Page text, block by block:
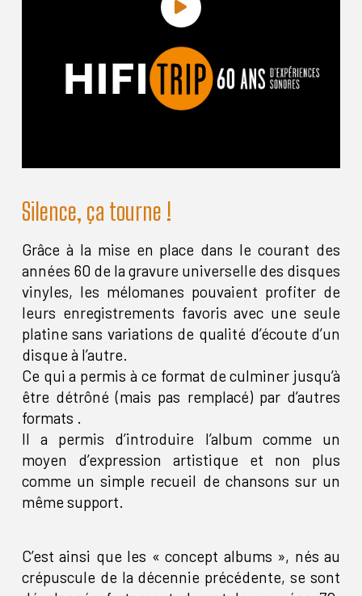
Silence, ça tourne !
Grâce à la mise en place dans le courant des
années 60 de la gravure universelle des disques
vinyles, les mélomanes pouvaient profiter de
leurs enregistrements favoris avec une seule
platine sans variations de qualité d’écoute d’un
disque à l’autre.
Ce qui a permis à ce format de culminer jusqu’à
être détrôné (mais pas remplacé) par d’autres
formats .
Il a permis d’introduire l’album comme un
moyen d’expression artistique et non plus
comme un simple recueil de chansons sur un
même support.
C’est ainsi que les « concept albums », nés au
crépuscule de la décennie précédente, se sont